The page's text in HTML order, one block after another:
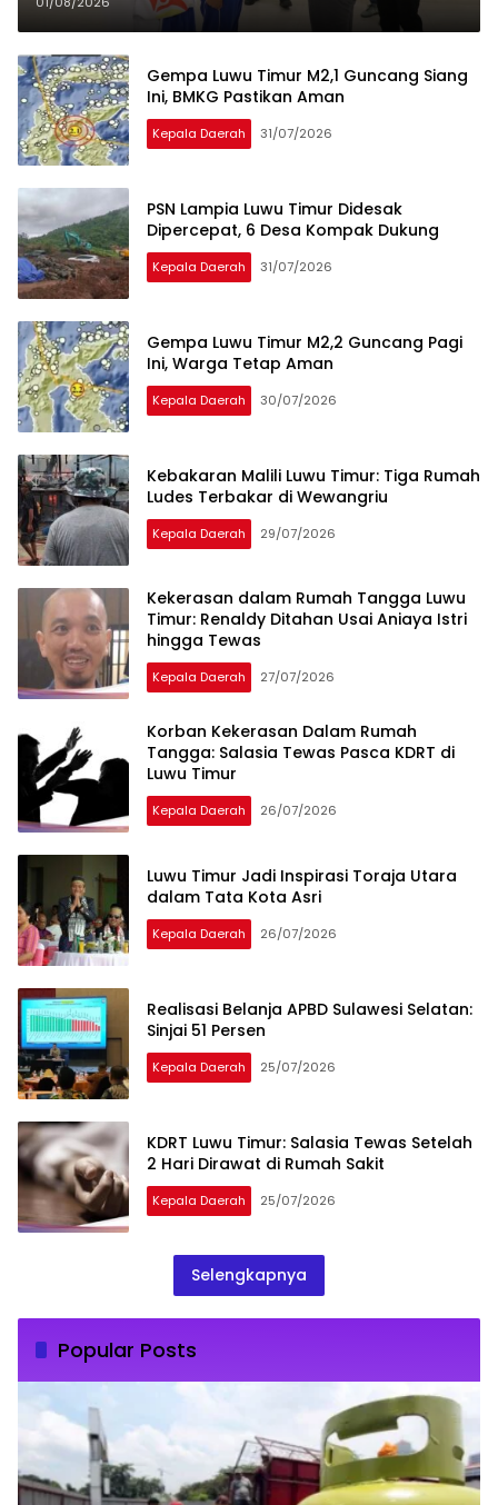
Gempa Luwu Timur M2,1 Guncang Siang
Ini, BMKG Pastikan Aman
Kepala Daerah 31/07/2026
PSN Lampia Luwu Timur Didesak
Dipercepat, 6 Desa Kompak Dukung
Kepala Daerah 31/07/2026
Gempa Luwu Timur M2,2 Guncang Pagi
Ini, Warga Tetap Aman
Kepala Daerah 30/07/2026
Kebakaran Malili Luwu Timur: Tiga Rumah
Ludes Terbakar di Wewangriu
Kepala Daerah 29/07/2026
Kekerasan dalam Rumah Tangga Luwu
Timur: Renaldy Ditahan Usai Aniaya Istri
hingga Tewas
Kepala Daerah 27/07/2026
Korban Kekerasan Dalam Rumah
Tangga: Salasia Tewas Pasca KDRT di
Luwu Timur
Kepala Daerah 26/07/2026
Luwu Timur Jadi Inspirasi Toraja Utara
dalam Tata Kota Asri
Kepala Daerah 26/07/2026
Realisasi Belanja APBD Sulawesi Selatan:
Sinjai 51 Persen
Kepala Daerah 25/07/2026
KDRT Luwu Timur: Salasia Tewas Setelah
2 Hari Dirawat di Rumah Sakit
Kepala Daerah 25/07/2026
Selengkapnya
Popular Posts